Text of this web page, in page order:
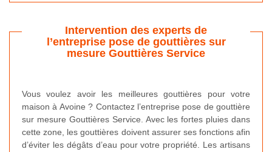
Intervention des experts de
l’entreprise pose de gouttières sur
mesure Gouttières Service
Vous voulez avoir les meilleures gouttières pour votre
maison à Avoine ? Contactez l’entreprise pose de gouttière
sur mesure Gouttières Service. Avec les fortes pluies dans
cette zone, les gouttières doivent assurer ses fonctions afin
d’éviter les dégâts d’eau pour votre propriété. Les artisans